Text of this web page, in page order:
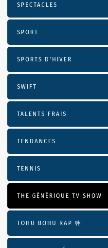
SPECTACLES
SPORT
SPORTS D'HIVER
SWIFT
TALENTS FRAIS
TENDANCES
TENNIS
THE GÉNÉRIQUE TV SHOW
TOHU BOHU RAP 🤟